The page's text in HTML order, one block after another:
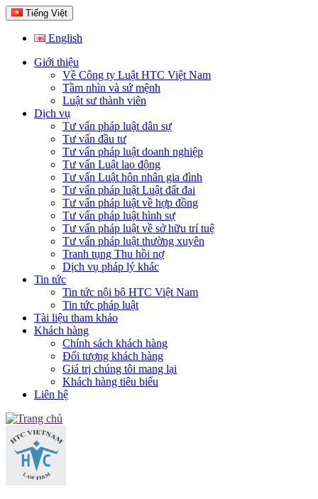
Tiếng Việt
English
Giới thiệu
Về Công ty Luật HTC Việt Nam
Tầm nhìn và sứ mệnh
Luật sư thành viên
Dịch vụ
Tư vấn pháp luật dân sự
Tư vấn đầu tư
Tư vấn pháp luật doanh nghiệp
Tư vấn Luật lao động
Tư vấn Luật hôn nhân gia đình
Tư vấn pháp luật Luật đất đai
Tư vấn pháp luật về hợp đồng
Tư vấn pháp luật hình sự
Tư vấn pháp luật về sở hữu trí tuệ
Tư vấn pháp luật thường xuyên
Tranh tụng Thu hồi nợ
Dịch vụ pháp lý khác
Tin tức
Tin tức nội bộ HTC Việt Nam
Tin tức pháp luật
Tài liệu tham khảo
Khách hàng
Chính sách khách hàng
Đối tượng khách hàng
Giá trị chúng tôi mang lại
Khách hàng tiêu biểu
Liên hệ